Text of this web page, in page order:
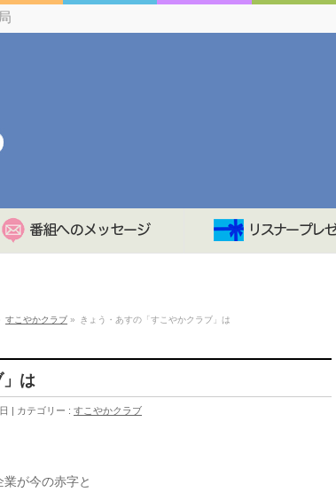
すこやかクラブ » きょう・あすの「すこやかクラブ」は
」は
カテゴリー : すこやかクラブ
が今の赤字と